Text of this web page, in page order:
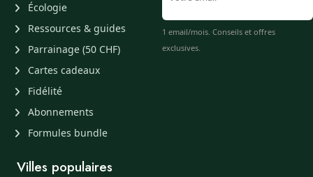
Écologie
Ressources & guides
Parrainage (50 CHF)
Cartes cadeaux
Fidélité
Abonnements
Formules bundle
1 email/mois. Conseils et offres
exclusives.
Villes populaires